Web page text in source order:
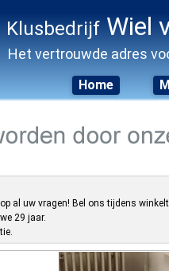
Klusbedrijf Wiel
Het vertrouwde adres
Home
al uw vragen! Bel ons tijdens
29 jaar.